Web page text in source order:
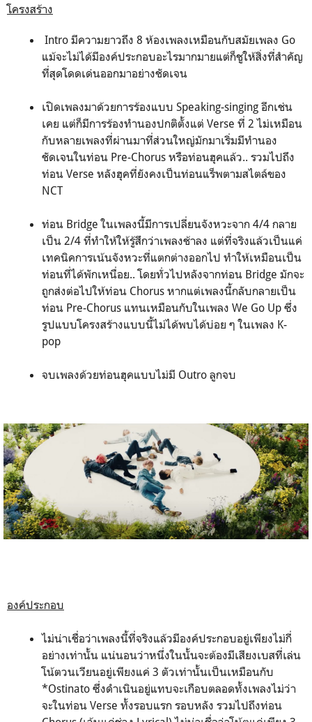
โครงสร้าง
Intro มีความยาวถึง 8 ห้องเพลงเหมือนกับสมัยเพลง Go
แม้จะไม่ได้มีองค์ประกอบอะไรมากมายแต่ก็ชูให้สิ่งที่สำคัญ
ที่สุดโดดเด่นออกมาอย่างชัดเจน
เปิดเพลงมาด้วยการร้องแบบ Speaking-singing อีกเช่น
เคย แต่ก็มีการร้องทำนองปกติตั้งแต่ Verse ที่ 2 ไม่เหมือน
กับหลายเพลงที่ผ่านมาที่ส่วนใหญ่มักมาเริ่มมีทำนอง
ชัดเจนในท่อน Pre-Chorus หรือท่อนฮุคแล้ว.. รวมไปถึง
ท่อน Verse หลังฮุคที่ยังคงเป็นท่อนแร็พตามสไตล์ของ
NCT
ท่อน Bridge ในเพลงนี้มีการเปลี่ยนจังหวะจาก 4/4 กลาย
เป็น 2/4 ที่ทำให้ให้รู้สึกว่าเพลงช้าลง แต่ที่จริงแล้วเป็นแค่
เทคนิคการเน้นจังหวะที่แตกต่างออกไป ทำให้เหมือนเป็น
ท่อนที่ได้พักเหนื่อย.. โดยทั่วไปหลังจากท่อน Bridge มักจะ
ถูกส่งต่อไปให้ท่อน Chorus หากแต่เพลงนี้กลับกลายเป็น
ท่อน Pre-Chorus แทนเหมือนกับในเพลง We Go Up ซึ่ง
รูปแบบโครงสร้างแบบนี้ไม่ได้พบได้บ่อย ๆ ในเพลง K-
pop
จบเพลงด้วยท่อนฮุคแบบไม่มี Outro ลูกจบ
องค์ประกอบ
ไม่น่าเชื่อว่าเพลงนี้ที่จริงแล้วมีองค์ประกอบอยู่เพียงไม่กี่
อย่างเท่านั้น แน่นอนว่าหนึ่งในนั้นจะต้องมีเสียงเบสที่เล่น
โน้ตวนเวียนอยู่เพียงแค่ 3 ตัวเท่านั้นเป็นเหมือนกับ
*Ostinato ซึ่งดำเนินอยู่แทบจะเกือบตลอดทั้งเพลงไม่ว่า
จะในท่อน Verse ทั้งรอบแรก รอบหลัง รวมไปถึงท่อน